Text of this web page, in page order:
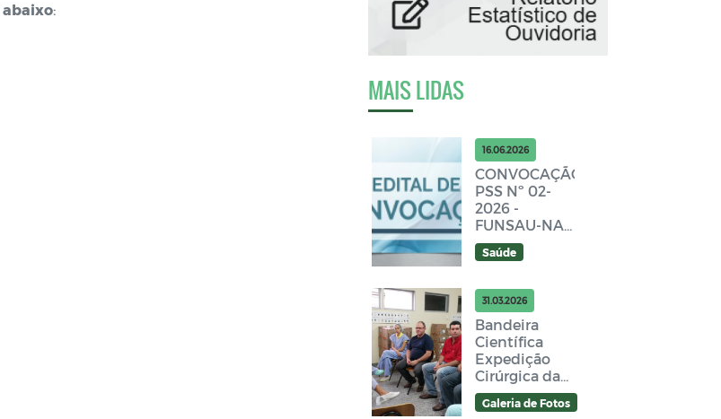
abaixo:
MAIS LIDAS
16.06.2026
CONVOCAÇÃO
PSS Nº 02-
2026 -
FUNSAU-NA -
Edital 12
Saúde
31.03.2026
Bandeira
Científica
Expedição
Cirúrgica da
USP período
30-08 a 08-
Galeria de Fotos